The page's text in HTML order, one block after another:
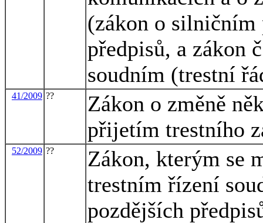
(zákon o silničním
předpisů, a zákon
soudním (trestní
41/2009 ??
Zákon o změně
přijetím trestního
52/2009 ??
Zákon, kterým se
trestním řízení
pozdějších